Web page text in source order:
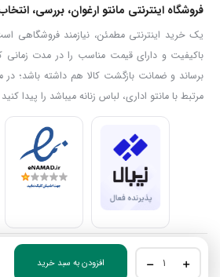
مانتو
گلدوزی افزودن به سبد خرید
فروشگاه اینترنتی مانتو ارغوان، بررسی،
یک خرید اینترنتی مطمئن، نیازمند فروشگاهی
باکیفیت و دارای قیمت مناسب را در مدت
برساند و ضمانت بازگشت کالا هم داشته باشد؛ در
مرتبط با مانتو اداری، لباس زنانه میباشد را پیدا کنید
استفاده از مطالب فروشگاه اینترنتی مانتو ارغوان
ذکر منبع بلامانع است. کلیه حقوق این سایت متعلق